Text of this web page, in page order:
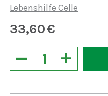
Lebenshilfe Celle
33,60€
+
−